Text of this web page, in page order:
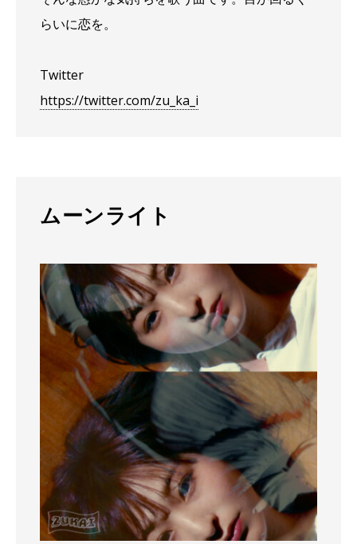
らいに恋を。
Twitter
https://twitter.com/zu_ka_i
ムーンライト